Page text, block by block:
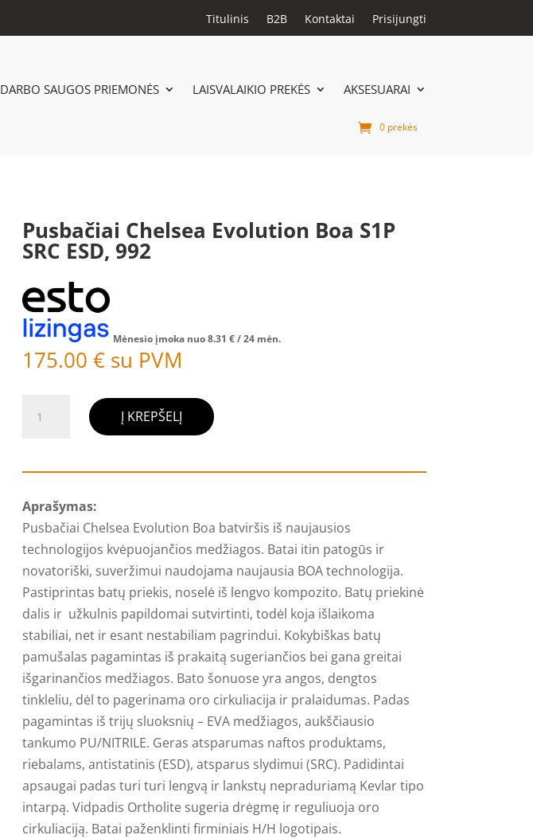
Titulinis B2B Kontaktai Prisijungti
DARBO SAUGOS PRIEMONĖS LAISVALAIKIO PREKĖS AKSESUARAI
0 prekės
Pusbačiai Chelsea Evolution Boa S1P
SRC ESD, 992
Mėnesio įmoka nuo8.31 €/ 24 mėn.
175.00 € su PVM
kiekis:
Chelsea
Boa
S1P
SRC
ESD,
992
Į KREPŠELĮ
Aprašymas:
Pusbačiai Chelsea Evolution Boa batviršis iš naujausios
technologijos kvėpuojančios medžiagos. Batai itin patogūs ir
novatoriški, suveržimui naudojama naujausia BOA technologija.
Pastiprintas batų priekis, noselė iš lengvo kompozito. Batų priekinė
dalis ir užkulnis papildomai sutvirtinti, todėl koja išlaikoma
stabiliai, net ir esant nestabiliam pagrindui. Kokybiškas batų
pamušalas pagamintas iš prakaitą sugeriančios bei gana greitai
išgarinančios medžiagos. Bato šonuose yra angos, dengtos
tinkleliu, dėl to pagerinama oro cirkuliacija ir pralaidumas. Padas
pagamintas iš trijų sluoksnių – EVA medžiagos, aukščiausio
tankumo PU/NITRILE. Geras atsparumas naftos produktams,
riebalams, antistatinis (ESD), atsparus slydimui (SRC). Padidintai
apsaugai padas turi turi lengvą ir lankstų nepraduriamą Kevlar tipo
intarpą. Vidpadis Ortholite sugeria drėgmę ir reguliuoja oro
cirkuliaciją. Batai paženklinti firminiais H/H logotipais.